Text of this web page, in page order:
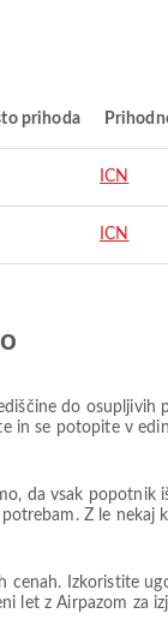
prihoda
ICN
ICN
do osupljivih
in se potopite v
da vsak popotnik
Z le nekaj
Izkoristite
let z Airpazom za